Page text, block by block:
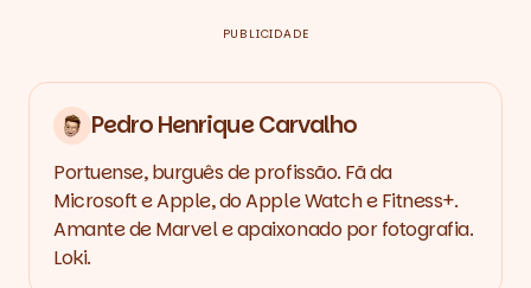
PUBLICIDADE
Pedro Henrique Carvalho
Portuense, burguês de profissão. Fã da
Microsoft e Apple, do Apple Watch e Fitness+.
Amante de Marvel e apaixonado por fotografia.
Loki.